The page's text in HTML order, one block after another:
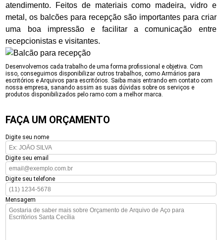
atendimento. Feitos de materiais como madeira, vidro e
metal, os balcões para recepção são importantes para criar
uma boa impressão e facilitar a comunicação entre
recepcionistas e visitantes.
Desenvolvemos cada trabalho de uma forma profissional e objetiva. Com
isso, conseguimos disponibilizar outros trabalhos, como Armários para
escritórios e Arquivos para escritórios. Saiba mais entrando em contato com
nossa empresa, sanando assim as suas dúvidas sobre os serviços e
produtos disponibilizados pelo ramo com a melhor marca.
FAÇA UM ORÇAMENTO
Digite seu nome
Digite seu email
Digite seu telefone
Mensagem